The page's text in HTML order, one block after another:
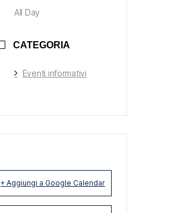
All Day
CATEGORIA
Eventi informativi
+ Aggiungi a Google Calendar